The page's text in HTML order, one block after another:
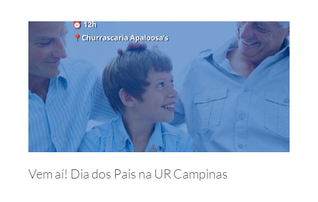
Vem aí! Dia dos Pais na UR Campinas